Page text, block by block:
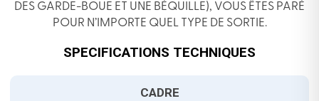
DES GARDE-BOUE ET UNE BÉQUILLE), VOUS ÊTES PARÉ
POUR N’IMPORTE QUEL TYPE DE SORTIE.
SPECIFICATIONS TECHNIQUES
CADRE